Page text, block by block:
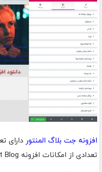
افزونه جت بلاگ المنتور دارای
تعدادی از امکانات افزونه Jet Blog اشاره شده است: